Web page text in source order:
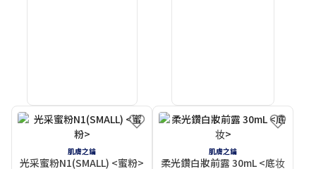
肌膚之鑰
光采蜜粉N1(SMALL) <蜜粉>
肌膚之鑰
柔光鑽白妝前露 30mL <底妆